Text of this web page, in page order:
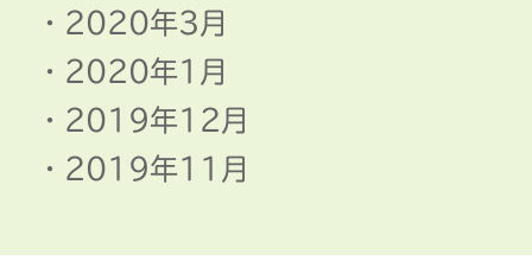
2020年3月
2020年1月
2019年12月
2019年11月